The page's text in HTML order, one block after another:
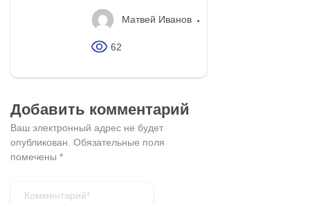
Матвей Иванов
62
Добавить комментарий
Ваш электронный адрес не будет
опубликован. Обязательные поля
помечены *